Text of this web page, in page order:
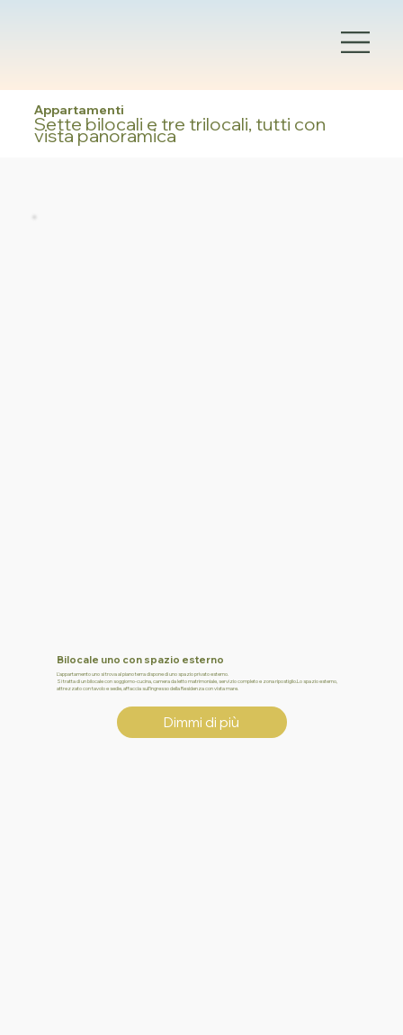
Appartamenti
Sette bilocali e tre trilocali, tutti con
vista panoramica
Bilocale uno con spazio esterno
L’appartamento uno si trova al piano terra dispone di uno spazio privato esterno.
Si tratta di un bilocale con soggiorno-cucina, camera da letto matrimoniale, servizio completo e zona ripostiglio.Lo spazio esterno,
attrezzato con tavolo e sedie, affaccia sull’ingresso della Residenza con vista mare.
Dimmi di più